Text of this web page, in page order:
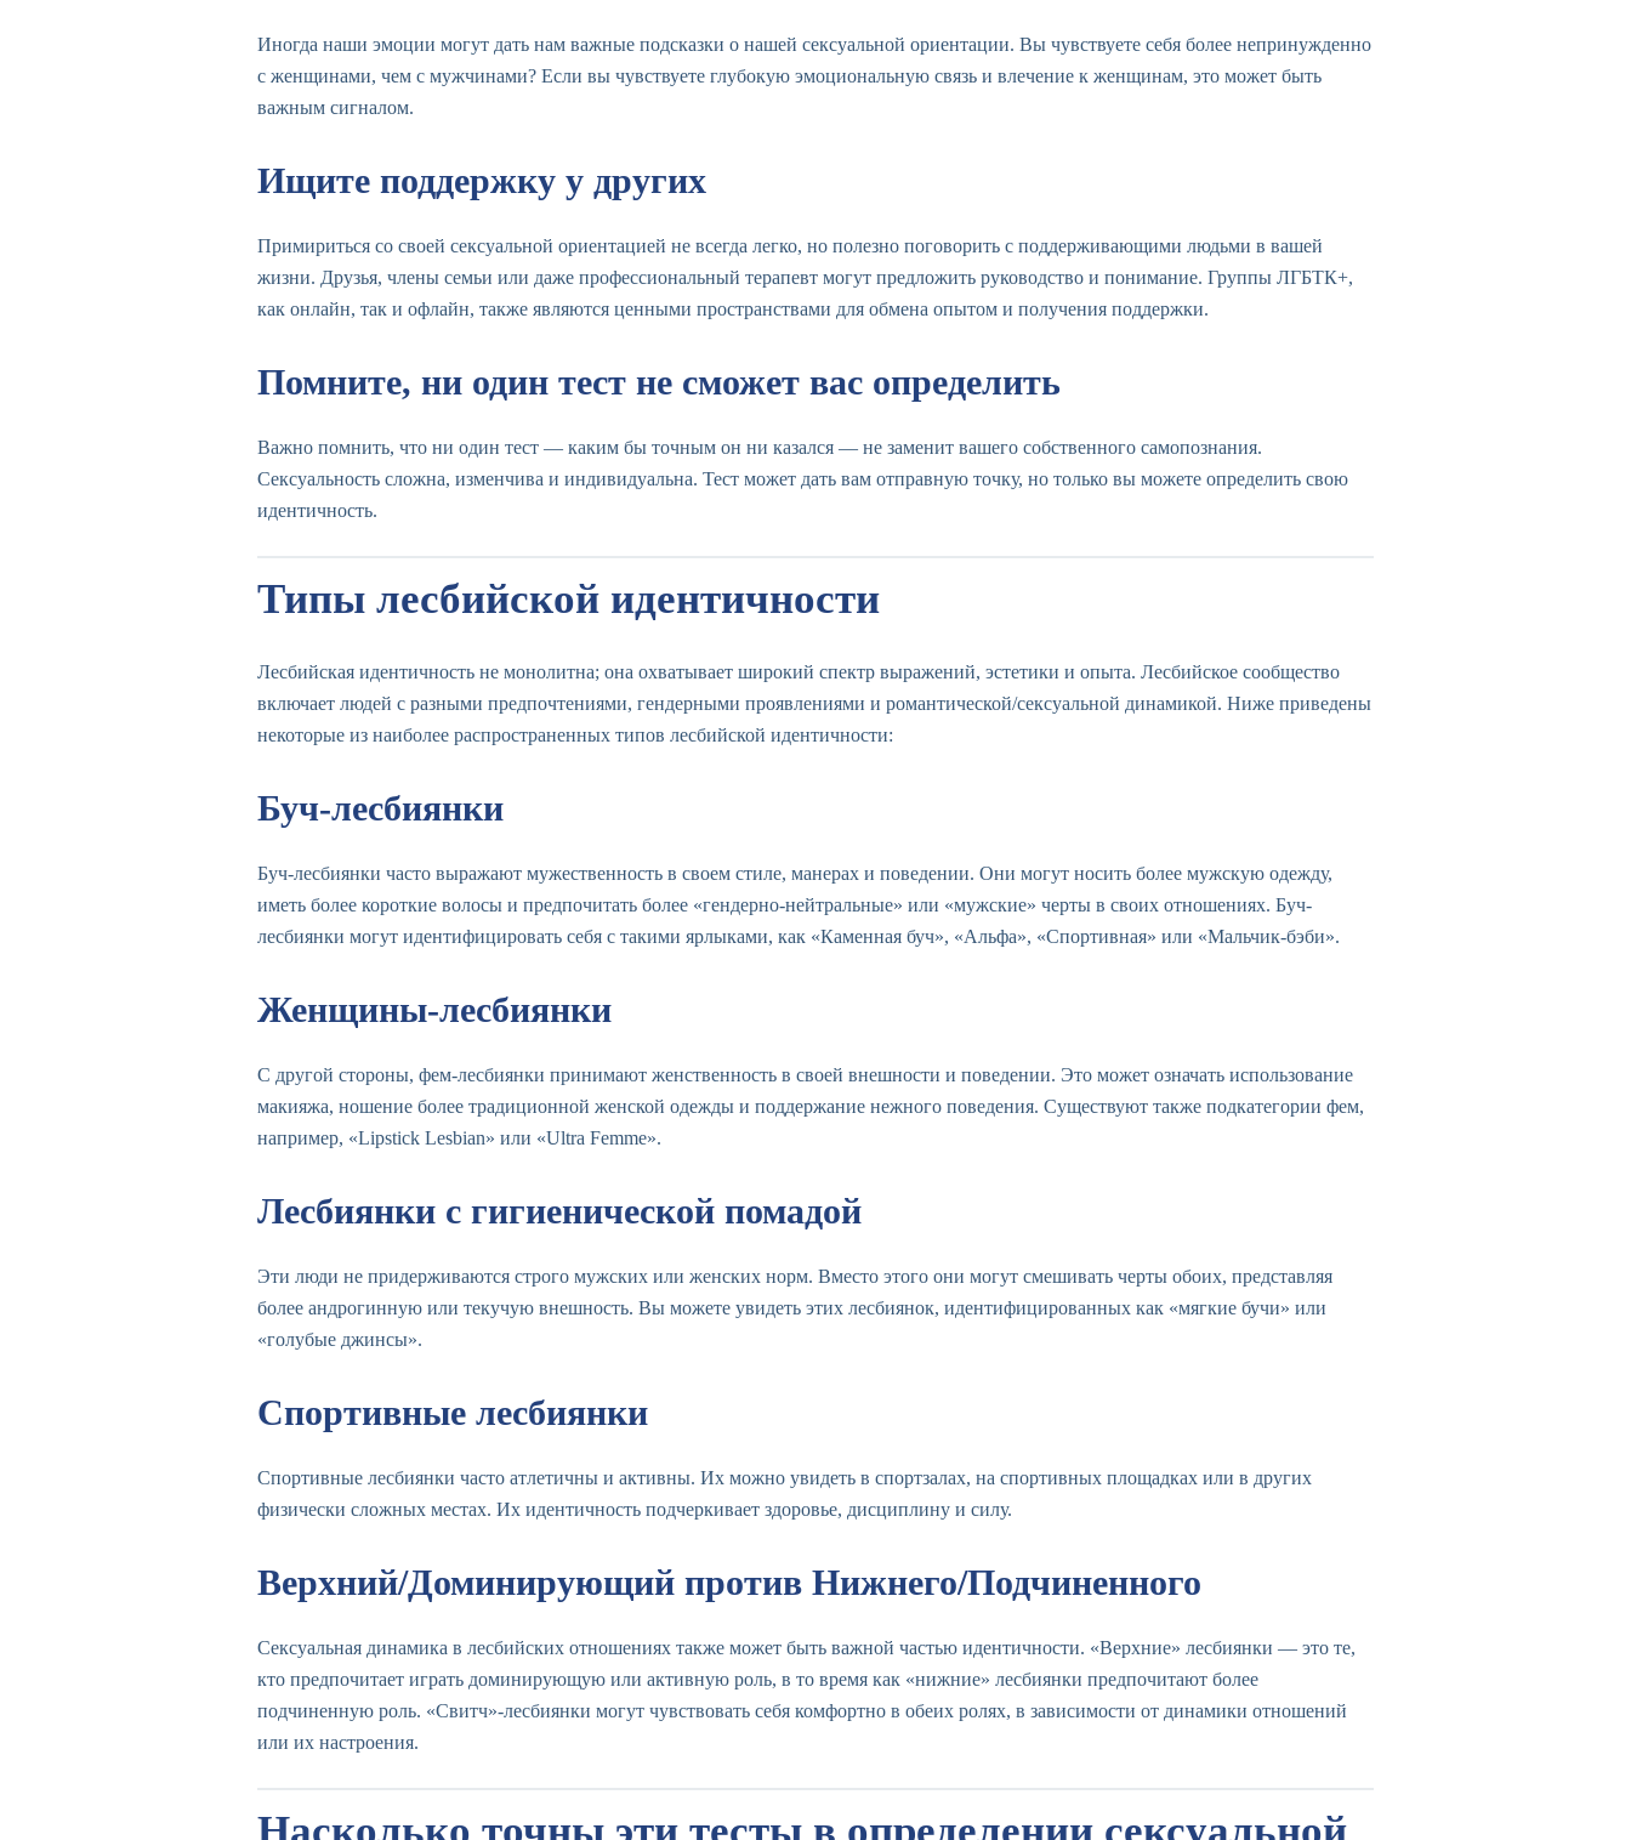
Иногда наши эмоции могут дать нам важные подсказки о нашей сексуальной ориентации. Вы чувствуете себя более непринужденно
с женщинами, чем с мужчинами? Если вы чувствуете глубокую эмоциональную связь и влечение к женщинам, это может быть
важным сигналом.
Ищите поддержку у других
Примириться со своей сексуальной ориентацией не всегда легко, но полезно поговорить с поддерживающими людьми в вашей
жизни. Друзья, члены семьи или даже профессиональный терапевт могут предложить руководство и понимание. Группы ЛГБТК+,
как онлайн, так и офлайн, также являются ценными пространствами для обмена опытом и получения поддержки.
Помните, ни один тест не сможет вас определить
Важно помнить, что ни один тест — каким бы точным он ни казался — не заменит вашего собственного самопознания.
Сексуальность сложна, изменчива и индивидуальна. Тест может дать вам отправную точку, но только вы можете определить свою
идентичность.
Типы лесбийской идентичности
Лесбийская идентичность не монолитна; она охватывает широкий спектр выражений, эстетики и опыта. Лесбийское сообщество
включает людей с разными предпочтениями, гендерными проявлениями и романтической/сексуальной динамикой. Ниже приведены
некоторые из наиболее распространенных типов лесбийской идентичности:
Буч-лесбиянки
Буч-лесбиянки часто выражают мужественность в своем стиле, манерах и поведении. Они могут носить более мужскую одежду,
иметь более короткие волосы и предпочитать более «гендерно-нейтральные» или «мужские» черты в своих отношениях. Буч-
лесбиянки могут идентифицировать себя с такими ярлыками, как «Каменная буч», «Альфа», «Спортивная» или «Мальчик-бэби».
Женщины-лесбиянки
С другой стороны, фем-лесбиянки принимают женственность в своей внешности и поведении. Это может означать использование
макияжа, ношение более традиционной женской одежды и поддержание нежного поведения. Существуют также подкатегории фем,
например, «Lipstick Lesbian» или «Ultra Femme».
Лесбиянки с гигиенической помадой
Эти люди не придерживаются строго мужских или женских норм. Вместо этого они могут смешивать черты обоих, представляя
более андрогинную или текучую внешность. Вы можете увидеть этих лесбиянок, идентифицированных как «мягкие бучи» или
«голубые джинсы».
Спортивные лесбиянки
Спортивные лесбиянки часто атлетичны и активны. Их можно увидеть в спортзалах, на спортивных площадках или в других
физически сложных местах. Их идентичность подчеркивает здоровье, дисциплину и силу.
Верхний/Доминирующий против Нижнего/Подчиненного
Сексуальная динамика в лесбийских отношениях также может быть важной частью идентичности. «Верхние» лесбиянки — это те,
кто предпочитает играть доминирующую или активную роль, в то время как «нижние» лесбиянки предпочитают более
подчиненную роль. «Свитч»-лесбиянки могут чувствовать себя комфортно в обеих ролях, в зависимости от динамики отношений
или их настроения.
Насколько точны эти тесты в определении сексуальной